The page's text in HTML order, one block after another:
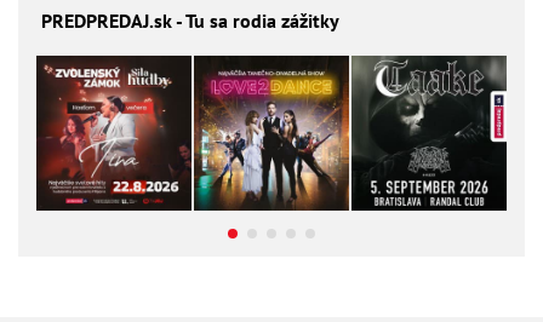
PREDPREDAJ.sk - Tu sa rodia zážitky